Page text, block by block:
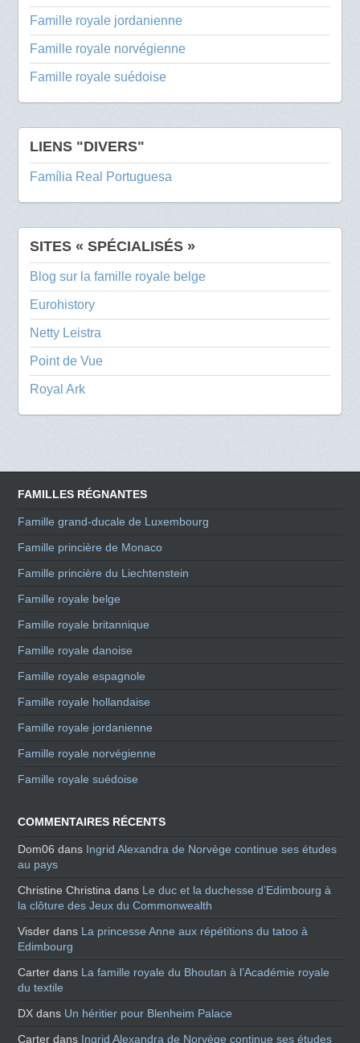
Famille royale jordanienne
Famille royale norvégienne
Famille royale suédoise
LIENS "DIVERS"
Família Real Portuguesa
SITES « SPÉCIALISÉS »
Blog sur la famille royale belge
Eurohistory
Netty Leistra
Point de Vue
Royal Ark
FAMILLES RÉGNANTES
Famille grand-ducale de Luxembourg
Famille princière de Monaco
Famille princière du Liechtenstein
Famille royale belge
Famille royale britannique
Famille royale danoise
Famille royale espagnole
Famille royale hollandaise
Famille royale jordanienne
Famille royale norvégienne
Famille royale suédoise
COMMENTAIRES RÉCENTS
Dom06 dans Ingrid Alexandra de Norvège continue ses études
au pays
Christine Christina dans Le duc et la duchesse d’Edimbourg à
la clôture des Jeux du Commonwealth
Visder dans La princesse Anne aux répétitions du tatoo à
Edimbourg
Carter dans La famille royale du Bhoutan à l’Académie royale
du textile
DX dans Un héritier pour Blenheim Palace
Carter dans Ingrid Alexandra de Norvège continue ses études